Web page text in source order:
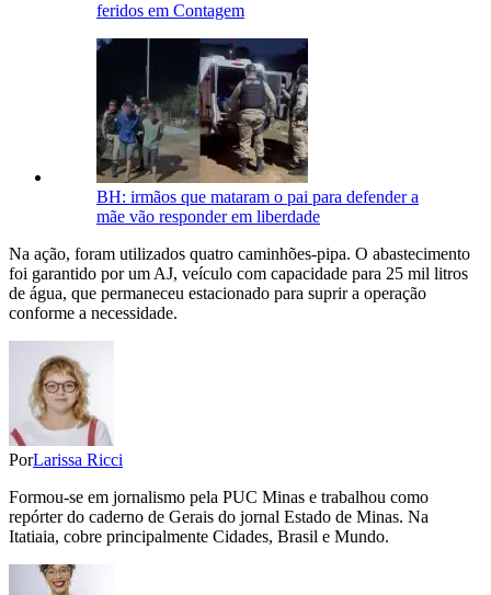
feridos em Contagem
BH: irmãos que mataram o pai para defender a
mãe vão responder em liberdade
Na ação, foram utilizados quatro caminhões-pipa. O abastecimento
foi garantido por um AJ, veículo com capacidade para 25 mil litros
de água, que permaneceu estacionado para suprir a operação
conforme a necessidade.
PorLarissa Ricci
Formou-se em jornalismo pela PUC Minas e trabalhou como
repórter do caderno de Gerais do jornal Estado de Minas. Na
Itatiaia, cobre principalmente Cidades, Brasil e Mundo.